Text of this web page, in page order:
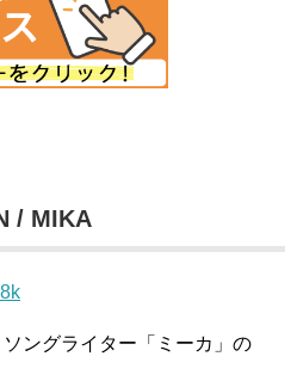
/ MIKA
ングライター「ミーカ」の